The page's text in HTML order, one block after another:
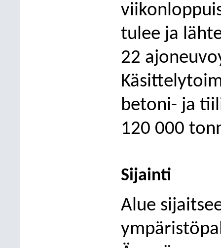
tulee ja
22
betoni- ja
120 000
Sijainti
Alue